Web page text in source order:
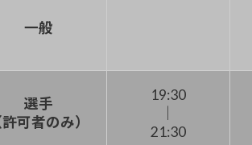
一般
選手
許可者のみ）
19:30
21:30